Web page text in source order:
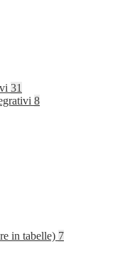
31
8
in tabelle) 7